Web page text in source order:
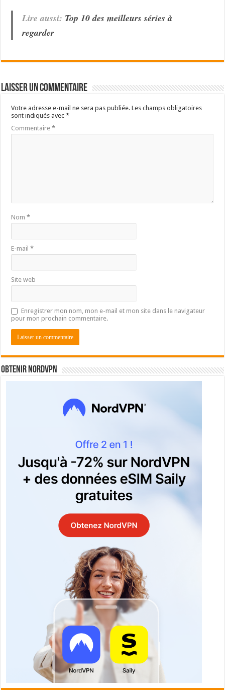
Lire aussi: Top 10 des meilleurs séries à
regarder
Laisser un commentaire
Votre adresse e-mail ne sera pas publiée. Les champs obligatoires
sont indiqués avec*
Commentaire*
Nom*
E-mail*
Site web
Enregistrer mon nom, mon e-mail et mon site dans le navigateur
pour mon prochain commentaire.
Obtenir NordVPN